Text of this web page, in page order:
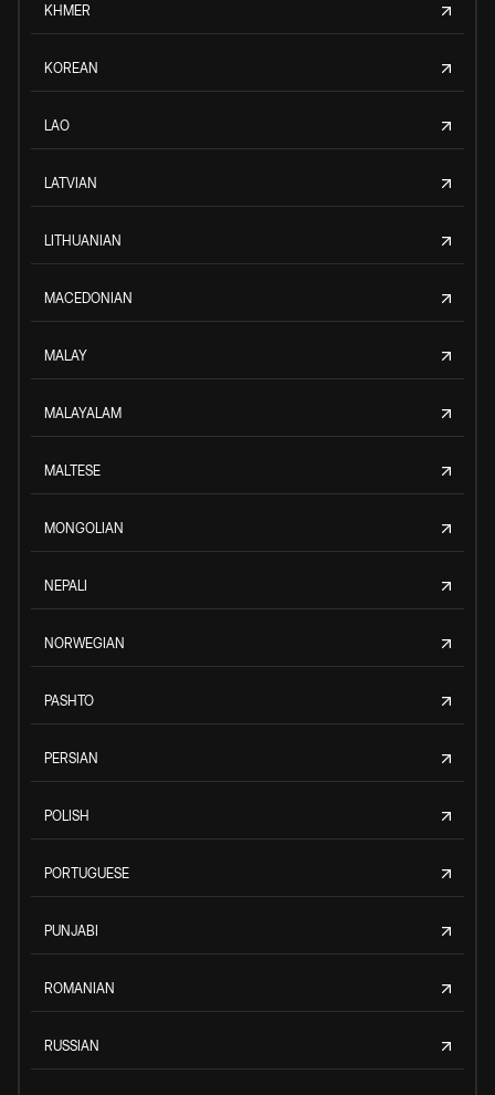
KHMER
KOREAN
LAO
LATVIAN
LITHUANIAN
MACEDONIAN
MALAY
MALAYALAM
MALTESE
MONGOLIAN
NEPALI
NORWEGIAN
PASHTO
PERSIAN
POLISH
PORTUGUESE
PUNJABI
ROMANIAN
RUSSIAN